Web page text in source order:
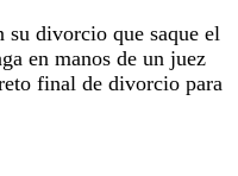
su divorcio que saque el
en manos de un juez
final de divorcio para